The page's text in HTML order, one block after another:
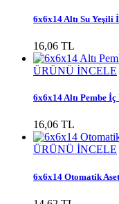
6x6x14 Altı Su
16,06 TL
ÜRÜNÜ İNCELE
6x6x14 Altı Pembe
16,06 TL
ÜRÜNÜ İNCELE
6x6x14 Otomatik